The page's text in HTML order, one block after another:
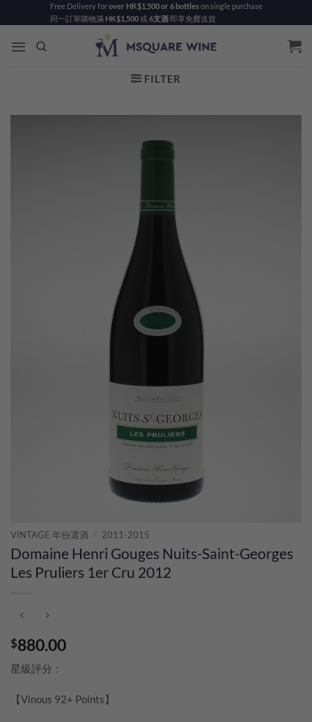
to
content
Free Delivery forover HK$1,500 or 6 bottleson single purchase
同一訂單購物滿 HK$1,500或 6支酒即享免費送貨
FILTER
VINTAGE 年份選酒 / 2011-2015
Domaine Henri Gouges Nuits-Saint-Georges
Les Pruliers 1er Cru 2012
$880.00
星級評分：
【Vinous 92+ Points】